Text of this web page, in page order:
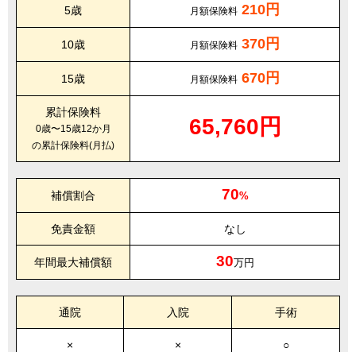
5歳 月額保険料 210円
10歳 月額保険料 370円
15歳 月額保険料 670円
累計保険料
0歳〜15歳12か月
の累計保険料(月払)
65,760円
補償割合 70%
免責金額 なし
年間最大補償額 30万円
通院 入院 手術
× × ○